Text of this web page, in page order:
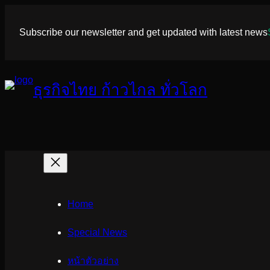
Subscribe our newsletter and get updated with latest news
ธุรกิจไทย ก้าวไกล ทั่วโลก
Home
Special News
หน้าตัวอย่าง